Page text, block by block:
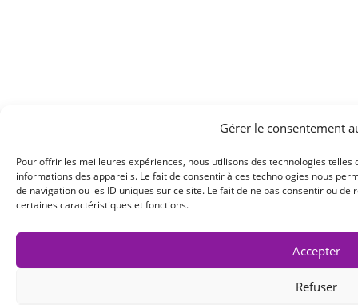
Gérer le consentement
Pour offrir les meilleures expériences, nous utilisons des technologies
informations des appareils. Le fait de consentir à ces technologies nous
de navigation ou les ID uniques sur ce site. Le fait de ne pas consentir ou
certaines caractéristiques et fonctions.
Accepter
Refuser